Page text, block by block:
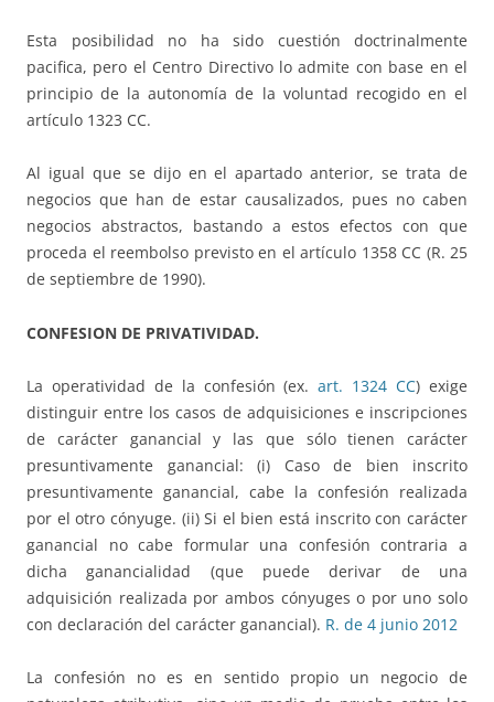
Esta posibilidad no ha sido cuestión doctrinalmente
pacifica, pero el Centro Directivo lo admite con base en el
principio de la autonomía de la voluntad recogido en el
artículo 1323 CC.
Al igual que se dijo en el apartado anterior, se trata de
negocios que han de estar causalizados, pues no caben
negocios abstractos, bastando a estos efectos con que
proceda el reembolso previsto en el artículo 1358 CC (R. 25
de septiembre de 1990).
CONFESION DE PRIVATIVIDAD.
La operatividad de la confesión (ex.art. 1324 CC) exige
distinguir entre los casos de adquisiciones e inscripciones
de carácter ganancial y las que sólo tienen carácter
presuntivamente ganancial: (i) Caso de bien inscrito
presuntivamente ganancial, cabe la confesión realizada
por el otro cónyuge. (ii) Si el bien está inscrito con carácter
ganancial no cabe formular una confesión contraria a
dicha ganancialidad (que puede derivar de una
adquisición realizada por ambos cónyuges o por uno solo
con declaración del carácter ganancial). R. de 4 junio 2012
La confesión no es en sentido propio un negocio de